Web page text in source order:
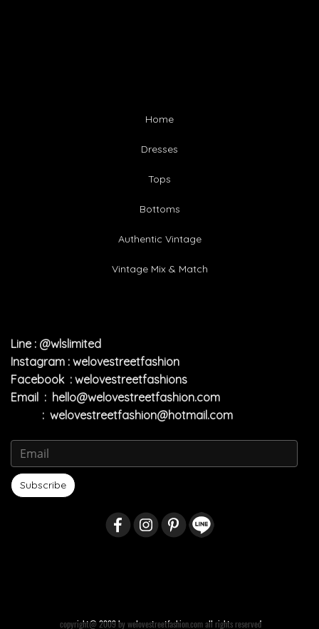
Home
Dresses
Tops
Bottoms
Authentic Vintage
Vintage Mix & Match
Line : @wlslimited
Instagram : welovestreetfashion
Facebook : welovestreetfashions
Email : hello@welovestreetfashion.com
: welovestreetfashion@hotmail.com
Subscribe
copyright@ 2009 by welovestreetfashion.com all rights reserved